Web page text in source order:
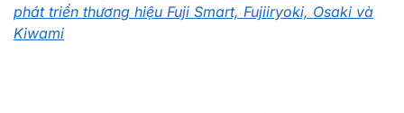
phát triển thương hiệu Fuji Smart, Fujiiryoki, Osaki và
Kiwami